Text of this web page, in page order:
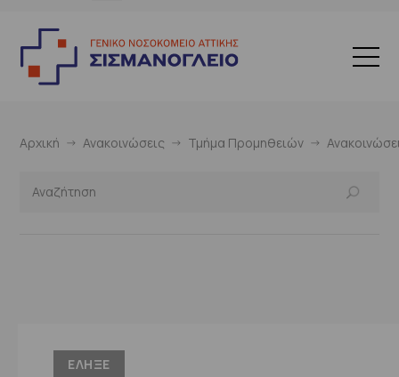
Αρχική Ανακοινώσεις Τμήμα Προμηθειών
ΕΛΗΞΕ